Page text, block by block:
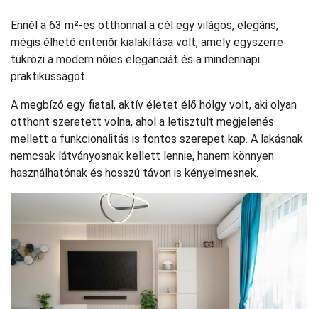
Ennél a 63 m²-es otthonnál a cél egy világos, elegáns,
mégis élhető enteriőr kialakítása volt, amely egyszerre
tükrözi a modern nőies eleganciát és a mindennapi
praktikusságot.
A megbízó egy fiatal, aktív életet élő hölgy volt, aki olyan
otthont szeretett volna, ahol a letisztult megjelenés
mellett a funkcionalitás is fontos szerepet kap. A lakásnak
nemcsak látványosnak kellett lennie, hanem könnyen
használhatónak és hosszú távon is kényelmesnek.